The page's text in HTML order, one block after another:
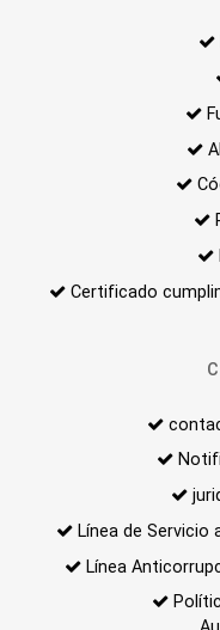
Certificado
Línea de Servicio
Línea